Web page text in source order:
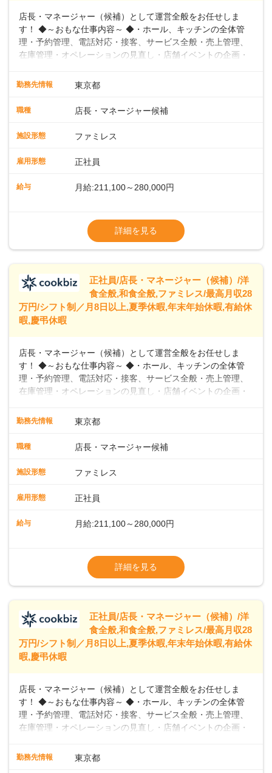
店長・マネージャー（候補）として運営全般をお任せしま
す！ ◆～おもな仕事内容～ ◆・ホール、キッチンの全体管
理・予約管理、電話対応・接客、サービス全般・売上管理、
在庫管理・オペレーションの見直し・店舗イベントの企画・
入社後はスキルに合わせた業務からお任せしますので、徐々
向上を目指すDX推進～ ◆すかいらーくのレストランでは、
スタッフの働きやすさをサポートしています。配膳ロボット
や歩行数が約40%も削減されました！また、配膳ロボットに
なDX（デジタルトランスフォーメーション）の取り組みを進
います。私たちは、多様な働き方を提供し、ライフステージ
に合わせた柔軟な勤務時間や働きやすい環境を整えていま
います。
勤務先情報 東京都
職種 店長・マネージャー候補
施設形態 ファミレス
雇用形態 正社員
給与 月給:211,100～280,000円
※残業代全額支給
※経験に応じて応相談①ナショナル社員：月
給245,800円～②エリア社員 ：月給
詳細を見る
正社員/店長・マネージャー（候補）/洋
食全般,和食全般,ファミレス/最高月収28
万円/シフト制／月8日以上,夏季休暇,年末年始休暇,有給休
暇,慶弔休暇
店長・マネージャー（候補）として運営全般をお任せしま
す！ ◆～おもな仕事内容～ ◆・ホール、キッチンの全体管
理・予約管理、電話対応・接客、サービス全般・売上管理、
在庫管理・オペレーションの見直し・店舗イベントの企画・
入社後はスキルに合わせた業務からお任せしますので、徐々
向上を目指すDX推進～ ◆すかいらーくのレストランでは、
スタッフの働きやすさをサポートしています。配膳ロボット
や歩行数が約40%も削減されました！また、配膳ロボットに
なDX（デジタルトランスフォーメーション）の取り組みを進
います。私たちは、多様な働き方を提供し、ライフステージ
に合わせた柔軟な勤務時間や働きやすい環境を整えていま
います。
勤務先情報 東京都
職種 店長・マネージャー候補
施設形態 ファミレス
雇用形態 正社員
給与 月給:211,100～280,000円
※残業代全額支給
※経験に応じて応相談①ナショナル社員：月
給245,800円～②エリア社員 ：月給
詳細を見る
正社員/店長・マネージャー（候補）/洋
食全般,和食全般,ファミレス/最高月収28
万円/シフト制／月8日以上,夏季休暇,年末年始休暇,有給休
暇,慶弔休暇
店長・マネージャー（候補）として運営全般をお任せしま
す！ ◆～おもな仕事内容～ ◆・ホール、キッチンの全体管
理・予約管理、電話対応・接客、サービス全般・売上管理、
在庫管理・オペレーションの見直し・店舗イベントの企画・
入社後はスキルに合わせた業務からお任せしますので、徐々
勤務先情報 東京都